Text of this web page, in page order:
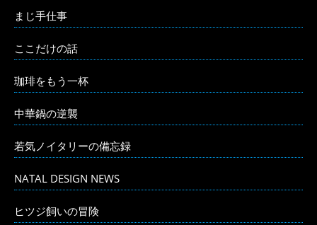
まじ手仕事
ここだけの話
珈琲をもう一杯
中華鍋の逆襲
若気ノイタリーの備忘録
NATAL DESIGN NEWS
ヒツジ飼いの冒険